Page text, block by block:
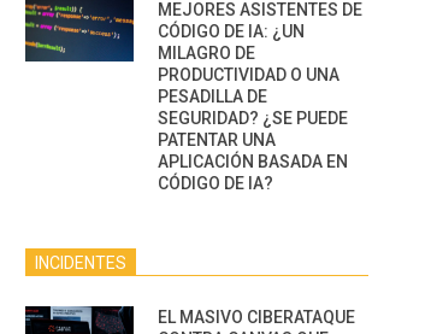
MEJORES ASISTENTES DE
CÓDIGO DE IA: ¿UN
MILAGRO DE
PRODUCTIVIDAD O UNA
PESADILLA DE
SEGURIDAD? ¿SE PUEDE
PATENTAR UNA
APLICACIÓN BASADA EN
CÓDIGO DE IA?
INCIDENTES
EL MASIVO CIBERATAQUE